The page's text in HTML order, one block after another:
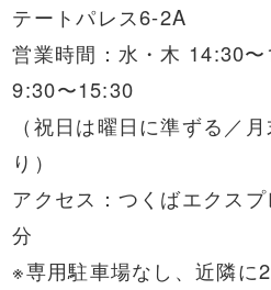
テートパレス6-2A
営業時間：水・木 14:30
9:30〜15:30
（祝日は曜日に準ずる／
り）
アクセス：つくばエクス
分
※専用駐車場なし、近隣に